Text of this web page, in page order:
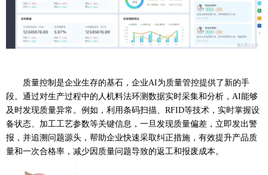
质量控制是企业生存的基石，企业AI为质量管控提供了新的手
段。通过对生产过程中的人机料法环测数据实时采集和分析，AI能够
及时发现质量异常。例如，利用条码扫描、RFID等技术，实时掌握设
备状态、加工工艺参数等关键信息，一旦发现质量偏差，立即发出警
报，并追溯问题源头，帮助企业快速采取纠正措施，有效提升产品质
量和一次合格率，减少因质量问题导致的返工和报废成本。